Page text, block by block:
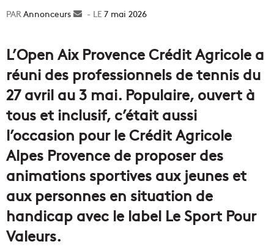
Annonceurs
Envoyer7 mai 2026
L’Open Aix Provence Crédit Agricole a
réuni des professionnels de tennis du
27 avril au 3 mai. Populaire, ouvert à
tous et inclusif, c’était aussi
l’occasion pour le Crédit Agricole
Alpes Provence de proposer des
animations sportives aux jeunes et
aux personnes en situation de
handicap avec le label Le Sport Pour
Valeurs.